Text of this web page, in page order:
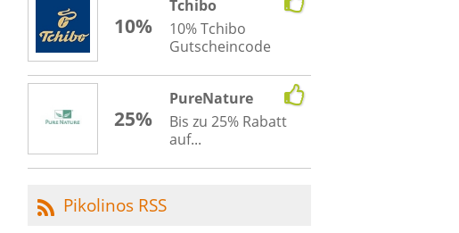
10%
Tchibo
10% Tchibo
Gutscheincode
25%
PureNature
Bis zu 25% Rabatt
auf...
Pikolinos RSS